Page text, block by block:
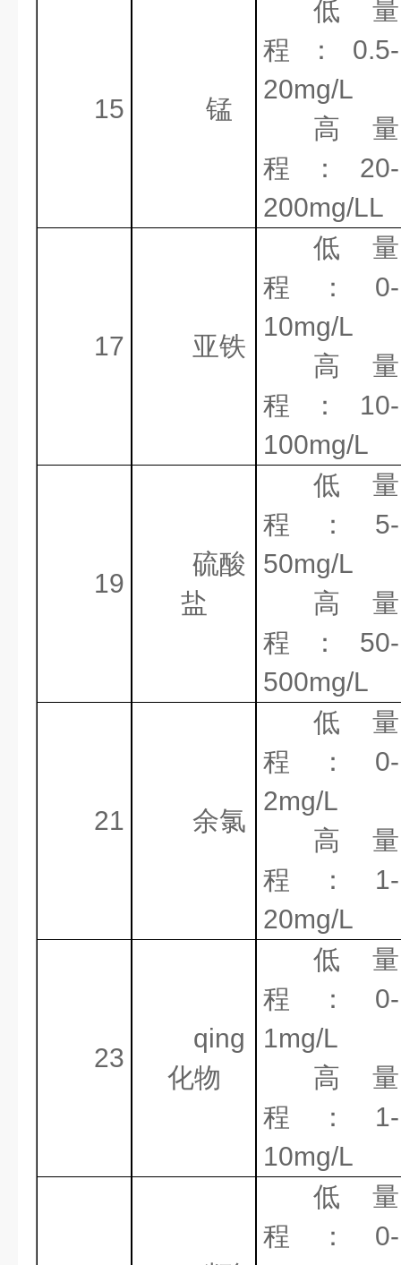
15 锰
低量
程： 0.5-
20mg/L
高量
程： 20-
200mg/LL
17 亚铁
低量
程： 0-
10mg/L
高量
程： 10-
100mg/L
19
硫酸
盐
低量
程： 5-
50mg/L
高量
程： 50-
500mg/L
21 余氯
低量
程： 0-
2mg/L
高量
程： 1-
20mg/L
23
qing
化物
低量
程： 0-
1mg/L
高量
程： 1-
10mg/L
低量
程： 0-